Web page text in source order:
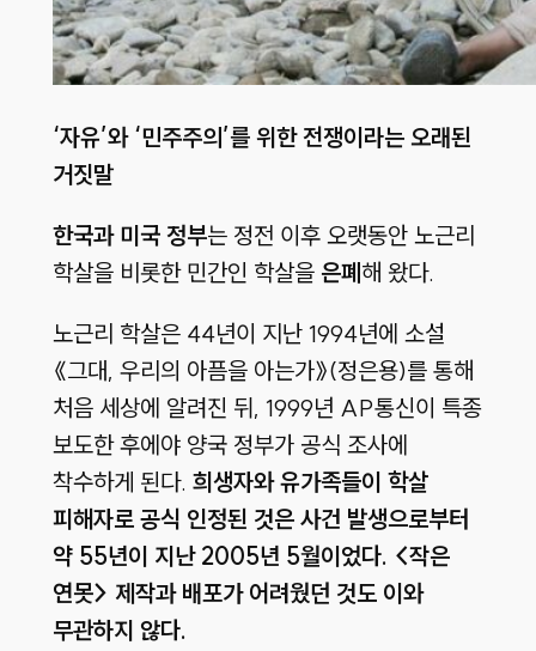
‘자유’와 ‘민주주의’를 위한 전쟁이라는 오래된
거짓말
한국과 미국 정부는 정전 이후 오랫동안 노근리
학살을 비롯한 민간인 학살을 은폐 해 왔다.
노근리 학살은 44년이 지난 1994년에 소설
《그대, 우리의 아픔을 아는가》(정은용)를 통해
처음 세상에 알려진 뒤, 1999년 AP통신이 특종
보도한 후에야 양국 정부가 공식 조사에
착수하게 된다. 희생자와 유가족들이 학살
피해자로 공식 인정된 것은 사건 발생으로부터
약 55년이 지난 2005년 5월이었다. <작은
연못> 제작과 배포가 어려웠던 것도 이와
무관하지 않다.